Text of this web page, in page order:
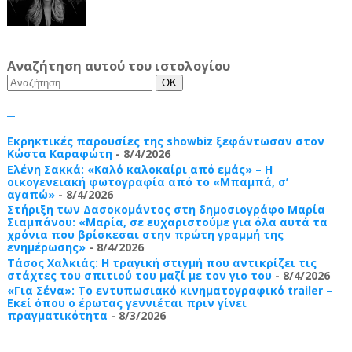
Αναζήτηση αυτού του ιστολογίου
Εκρηκτικές παρουσίες της showbiz ξεφάντωσαν στον
Κώστα Καραφώτη- 8/4/2026
Ελένη Σακκά: «Καλό καλοκαίρι από εμάς» – Η
οικογενειακή φωτογραφία από το «Μπαμπά, σ’
αγαπώ»- 8/4/2026
Στήριξη των Δασοκομάντος στη δημοσιογράφο Μαρία
Σιαμπάνου: «Μαρία, σε ευχαριστούμε για όλα αυτά τα
χρόνια που βρίσκεσαι στην πρώτη γραμμή της
ενημέρωσης»- 8/4/2026
Τάσος Χαλκιάς: Η τραγική στιγμή που αντικρίζει τις
στάχτες του σπιτιού του μαζί με τον γιο του- 8/4/2026
«Για Σένα»: Το εντυπωσιακό κινηματογραφικό trailer –
Εκεί όπου ο έρωτας γεννιέται πριν γίνει
πραγματικότητα - 8/3/2026